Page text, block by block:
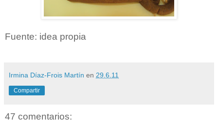
Fuente: idea propia
Irmina Díaz-Frois Martín en 29.6.11
Compartir
47 comentarios: